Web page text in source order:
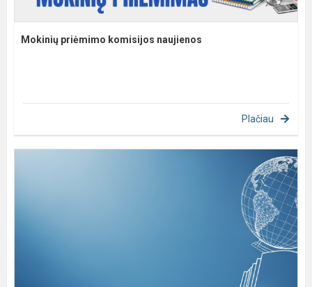
Mokinių priėmimo komisijos naujienos
Plačiau